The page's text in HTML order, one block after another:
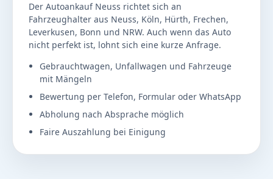
Der Autoankauf Neuss richtet sich an
Fahrzeughalter aus Neuss, Köln, Hürth, Frechen,
Leverkusen, Bonn und NRW. Auch wenn das Auto
nicht perfekt ist, lohnt sich eine kurze Anfrage.
Gebrauchtwagen, Unfallwagen und Fahrzeuge
mit Mängeln
Bewertung per Telefon, Formular oder WhatsApp
Abholung nach Absprache möglich
Faire Auszahlung bei Einigung